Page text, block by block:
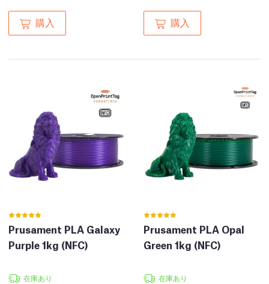
購入 購入
Prusament PLA Galaxy
Purple 1kg (NFC)
在庫あり
Prusament PLA Opal
Green 1kg (NFC)
在庫あり